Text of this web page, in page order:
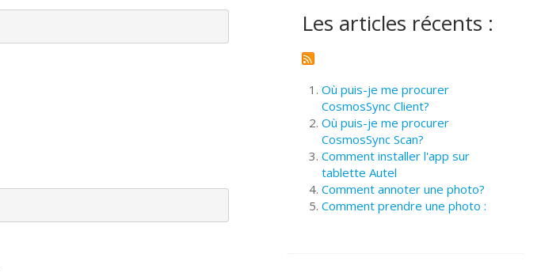
Les articles récents :
Où puis-je me procurer
CosmosSync Client?
Où puis-je me procurer
CosmosSync Scan?
Comment installer l'app sur
tablette Autel
Comment annoter une photo?
Comment prendre une photo :